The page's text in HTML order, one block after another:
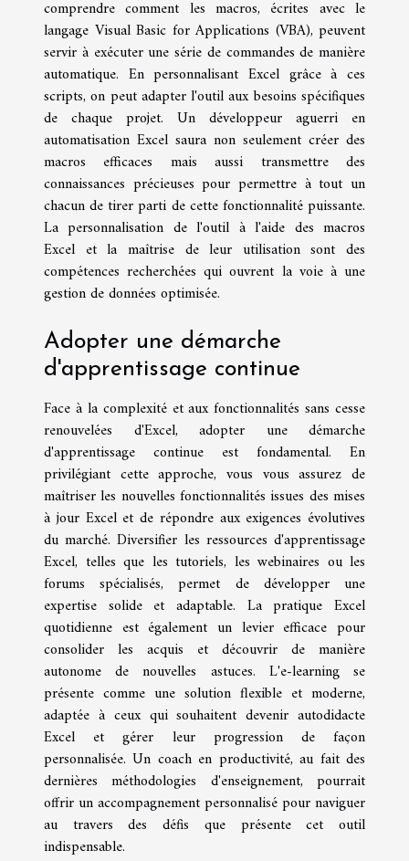
comprendre comment les macros, écrites avec le
langage Visual Basic for Applications (VBA), peuvent
servir à exécuter une série de commandes de manière
automatique. En personnalisant Excel grâce à ces
scripts, on peut adapter l'outil aux besoins spécifiques
de chaque projet. Un développeur aguerri en
automatisation Excel saura non seulement créer des
macros efficaces mais aussi transmettre des
connaissances précieuses pour permettre à tout un
chacun de tirer parti de cette fonctionnalité puissante.
La personnalisation de l'outil à l'aide des macros
Excel et la maîtrise de leur utilisation sont des
compétences recherchées qui ouvrent la voie à une
gestion de données optimisée.
Adopter une démarche
d'apprentissage continue
Face à la complexité et aux fonctionnalités sans cesse
renouvelées d'Excel, adopter une démarche
d'apprentissage continue est fondamental. En
privilégiant cette approche, vous vous assurez de
maîtriser les nouvelles fonctionnalités issues des mises
à jour Excel et de répondre aux exigences évolutives
du marché. Diversifier les ressources d'apprentissage
Excel, telles que les tutoriels, les webinaires ou les
forums spécialisés, permet de développer une
expertise solide et adaptable. La pratique Excel
quotidienne est également un levier efficace pour
consolider les acquis et découvrir de manière
autonome de nouvelles astuces. L'e-learning se
présente comme une solution flexible et moderne,
adaptée à ceux qui souhaitent devenir autodidacte
Excel et gérer leur progression de façon
personnalisée. Un coach en productivité, au fait des
dernières méthodologies d'enseignement, pourrait
offrir un accompagnement personnalisé pour naviguer
au travers des défis que présente cet outil
indispensable.